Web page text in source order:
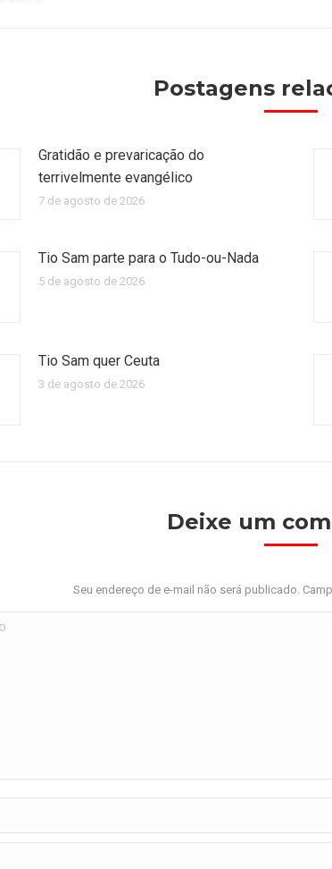
Postagens
Gratidão e prevaricação do
terrivelmente evangélico
7 de agosto de 2026
Tio Sam parte para o Tudo-ou-Nada
5 de agosto de 2026
Tio Sam quer Ceuta
3 de agosto de 2026
Deixe um
Seu endereço de e-mail não será publicado.